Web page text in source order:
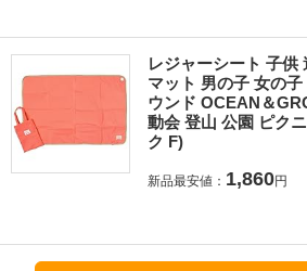
レジャーシート 子供
マット 男の子 女の
ウンド OCEAN＆
動会 登山 公園 ピク
ク F)
新品最安値： 1,860円